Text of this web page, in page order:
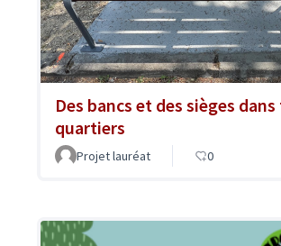
Des bancs et des sièges
quartiers
Projet lauréat 0